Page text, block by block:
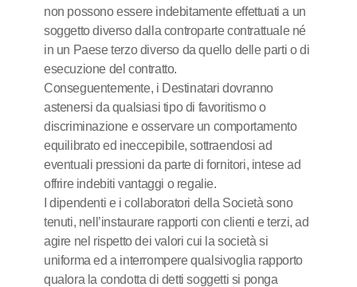
non possono essere indebitamente effettuati a un
soggetto diverso dalla controparte contrattuale né
in un Paese terzo diverso da quello delle parti o di
esecuzione del contratto.
Conseguentemente, i Destinatari dovranno
astenersi da qualsiasi tipo di favoritismo o
discriminazione e osservare un comportamento
equilibrato ed ineccepibile, sottraendosi ad
eventuali pressioni da parte di fornitori, intese ad
offrire indebiti vantaggi o regalie.
I dipendenti e i collaboratori della Società sono
tenuti, nell’instaurare rapporti con clienti e terzi, ad
agire nel rispetto dei valori cui la società si
uniforma ed a interrompere qualsivoglia rapporto
qualora la condotta di detti soggetti si ponga